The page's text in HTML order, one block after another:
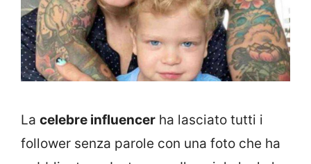
La celebre influencer ha lasciato tutti i
follower senza parole con una foto che ha